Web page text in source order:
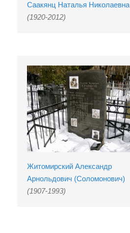
Саакянц Наталья Николаевна
(1920-2012)
Житомирский Александр
Арнольдович (Соломонович)
(1907-1993)